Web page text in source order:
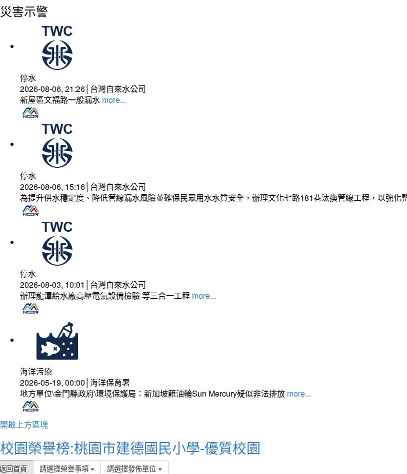
災害示警
停水
2026-08-06, 21:26│台灣自來水公司
新屋區文福路一般漏水 more...
停水
2026-08-06, 15:16│台灣自來水公司
為提升供水穩定度、降低管線漏水風險並確保民眾用水水質安全，辦理文化七路181巷汰換管線工程，以強化
停水
2026-08-03, 10:01│台灣自來水公司
辦理龍潭給水廠高壓電氣設備檢驗 等三合一工程 more...
海洋污染
2026-05-19, 00:00│海洋保育署
地方單位\金門縣政府\環境保護局：新加坡籍油輪Sun Mercury疑似非法排放 more...
開啟上方區塊
校園榮譽榜:桃園市建德國民小學-優質校園
回首頁 請選擇榮譽事項 請選擇發佈單位